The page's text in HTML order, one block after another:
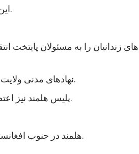
این زندانیان از رئیس جمهوری جدید خواسته اند که به پرونده های آنها رسیدگی شود و در مجازات شان تخفیف بیاید.
زندانیان را به مسئولان پایتخت
نهادهای مدنی ولایت هلمند نیز در اعلامیه ای از رئیس جمهوری جدید خواستند که به خواستهای مشروع زندانیان پاسخ مثبت داده شود.
پلیس هلمند نیز اعتصاب زندانیان این ولایت را تایید کرده و می گوید که برای تامین امنیت این زندان، شمار بیشتری نیرو فرستاده اند.
هلمند در جنوب افغانستان از ولایات ناامن است. در زندان هلمند در بین زندانیان جنایی، صدها نفر به اتهام شورشگری نیز زندانی هستند.